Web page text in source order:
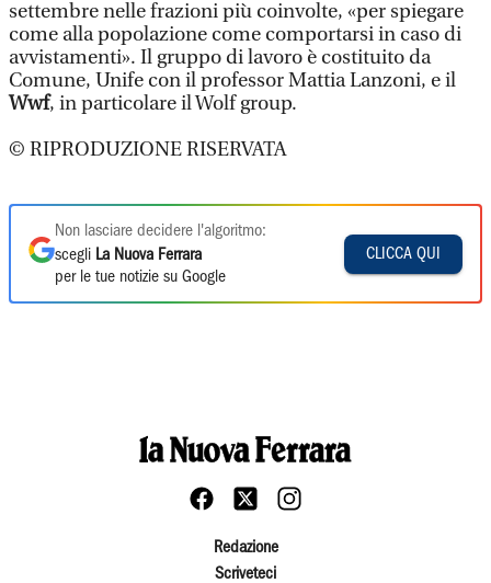
settembre nelle frazioni più coinvolte, «per spiegare
come alla popolazione come comportarsi in caso di
avvistamenti». Il gruppo di lavoro è costituito da
Comune, Unife con il professor Mattia Lanzoni, e il
Wwf, in particolare il Wolf group.
© RIPRODUZIONE RISERVATA
Non lasciare decidere l'algoritmo:
scegli La Nuova Ferrara
per le tue notizie su Google
CLICCA QUI
Redazione
Scriveteci